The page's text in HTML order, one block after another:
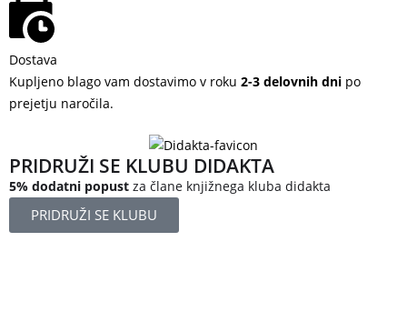
Dostava
Kupljeno blago vam dostavimo v roku 2-3 delovnih dni po
prejetju naročila.
PRIDRUŽI SE KLUBU DIDAKTA
5% dodatni popust za člane knjižnega kluba didakta
PRIDRUŽI SE KLUBU